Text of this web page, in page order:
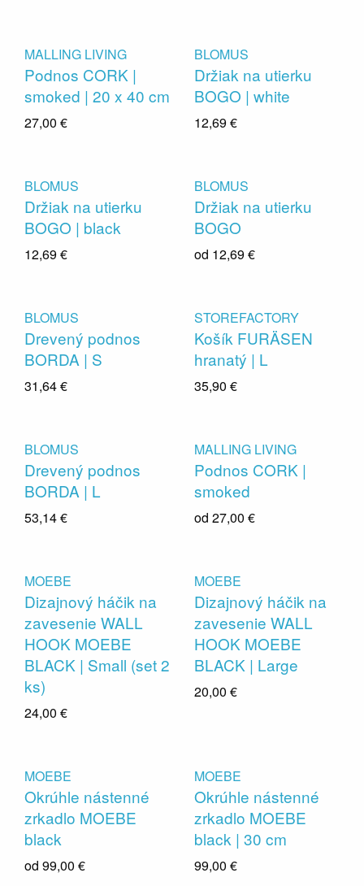
MALLING LIVING
Podnos CORK |
smoked | 20 x 40 cm
27,00 €
BLOMUS
Držiak na utierku
BOGO | white
12,69 €
BLOMUS
Držiak na utierku
BOGO | black
12,69 €
BLOMUS
Držiak na utierku
BOGO
od 12,69 €
BLOMUS
Drevený podnos
BORDA | S
31,64 €
STOREFACTORY
Košík FURÄSEN
hranatý | L
35,90 €
BLOMUS
Drevený podnos
BORDA | L
53,14 €
MALLING LIVING
Podnos CORK |
smoked
od 27,00 €
MOEBE
Dizajnový háčik na
zavesenie WALL
HOOK MOEBE
BLACK | Small (set 2
ks)
24,00 €
MOEBE
Dizajnový háčik na
zavesenie WALL
HOOK MOEBE
BLACK | Large
20,00 €
MOEBE
Okrúhle nástenné
zrkadlo MOEBE
black
od 99,00 €
MOEBE
Okrúhle nástenné
zrkadlo MOEBE
black | 30 cm
99,00 €